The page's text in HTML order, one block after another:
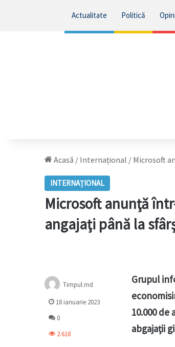
Actualitate Politică
Acasă / Internațional / Microsoft
INTERNAȚIONAL
Microsoft anunţă
angajaţi până la
Grupul
10.000
abgajaţii
Timpul.md
18 ianuarie 2023
0
2.618